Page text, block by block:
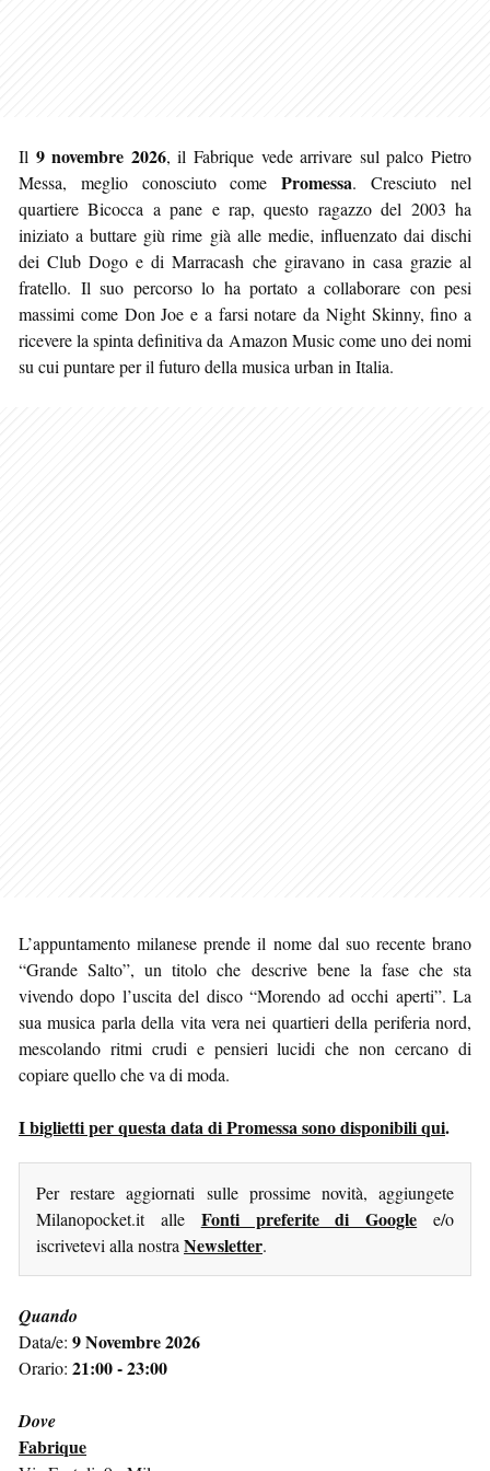
Il 9 novembre 2026, il Fabrique vede arrivare sul palco Pietro
Messa, meglio conosciuto comePromessa. Cresciuto nel
quartiere Bicocca a pane e rap, questo ragazzo del 2003 ha
iniziato a buttare giù rime già alle medie, influenzato dai dischi
dei Club Dogo e di Marracash che giravano in casa grazie al
fratello. Il suo percorso lo ha portato a collaborare con pesi
massimi come Don Joe e a farsi notare da Night Skinny, fino a
ricevere la spinta definitiva da Amazon Music come uno dei nomi
su cui puntare per il futuro della musica urban in Italia.
L’appuntamento milanese prende il nome dal suo recente brano
“Grande Salto”, un titolo che descrive bene la fase che sta
vivendo dopo l’uscita del disco “Morendo ad occhi aperti”. La
sua musica parla della vita vera nei quartieri della periferia nord,
mescolando ritmi crudi e pensieri lucidi che non cercano di
copiare quello che va di moda.
I biglietti per questa data di Promessa sono disponibili qui.
Per restare aggiornati sulle prossime novità, aggiungete
Milanopocket.it alle Fonti preferite di Google e/o
iscrivetevi alla nostra Newsletter.
Quando
Data/e: 9 Novembre 2026
Orario: 21:00 - 23:00
Dove
Fabrique